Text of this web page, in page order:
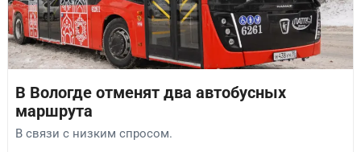
В Вологде отменят два автобусных
маршрута
В связи с низким спросом.